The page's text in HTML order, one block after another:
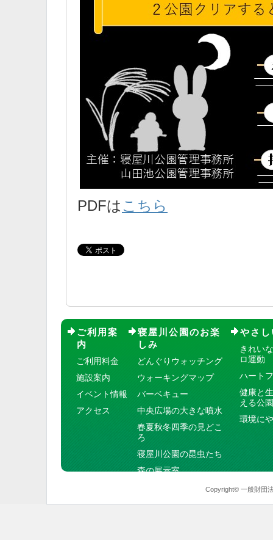
PDFは こちら
ご利用案
内
ご利用料金
施設案内
イベント情報
アクセス
寝屋川公園のお楽
しみ
どんぐりウォッチング
ウォーキングマップ
バーベキュー
中央広場の大きな噴水
春夏秋冬四季の見どこ
ろ
寝屋川公園の昆虫たち
森の展示室
やさ
きれい
ロ運動
ハート
健康と
える公園
環境に
Copyright© 一般財団